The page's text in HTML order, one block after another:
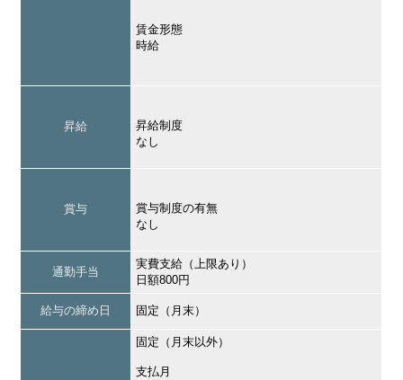
賃金形態
時給
昇給
昇給制度
なし
賞与
賞与制度の有無
なし
通勤手当
実費支給（上限あり）
日額800円
給与の締め日 固定（月末）
固定（月末以外）
支払月